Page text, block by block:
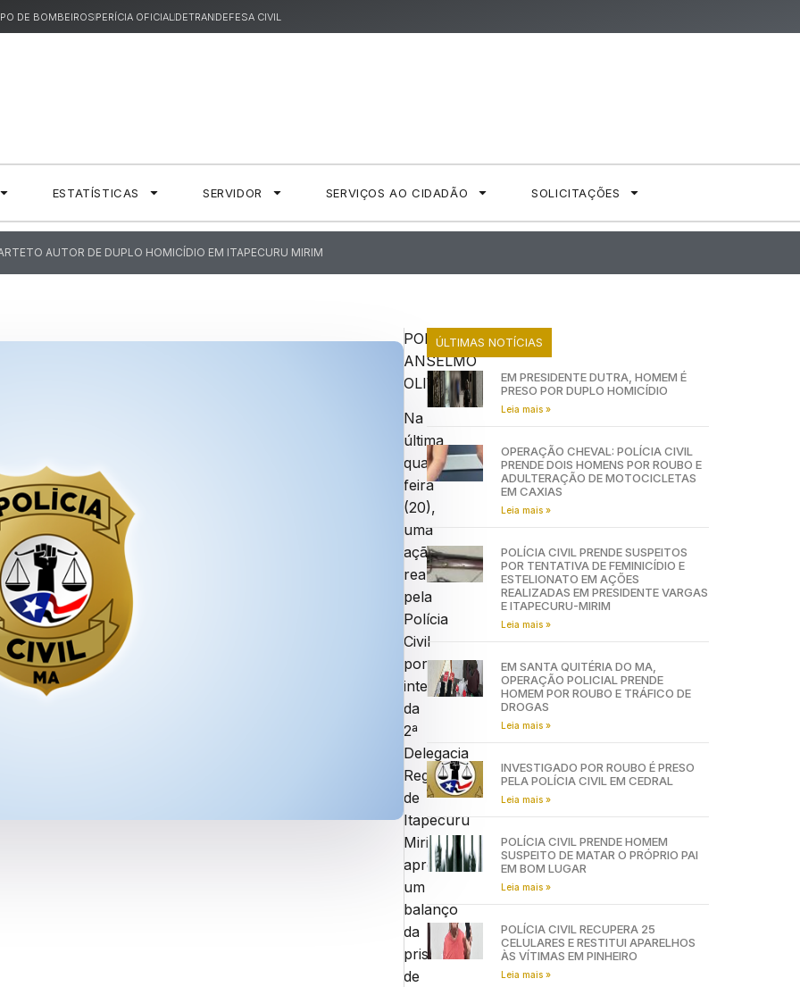
DE BOMBEIROSPERÍCIA OFICIALDETRANDEFESA CIVIL
ESTATÍSTICAS SERVIDOR SERVIÇOS AO CIDADÃO SOLICITAÇÕES
AUTOR DE DUPLO HOMICÍDIO EM ITAPECURU MIRIM
POR:
ANSELMO
OLIVEIRA
Na
última
quarta-
feira
(20),
uma
ação
realizada
pela
Polícia
Civil
por
intermédio
da
2ª
Delegacia
Regional
de
Itapecuru
Mirim
apresentou
um
balanço
da
prisão
de
ÚLTIMAS NOTÍCIAS
EM PRESIDENTE DUTRA, HOMEM É
PRESO POR DUPLO HOMICÍDIO
Leia mais »
OPERAÇÃO CHEVAL: POLÍCIA CIVIL
PRENDE DOIS HOMENS POR ROUBO E
ADULTERAÇÃO DE MOTOCICLETAS
EM CAXIAS
Leia mais »
POLÍCIA CIVIL PRENDE SUSPEITOS
POR TENTATIVA DE FEMINICÍDIO E
ESTELIONATO EM AÇÕES
REALIZADAS EM PRESIDENTE VARGAS
E ITAPECURU-MIRIM
Leia mais »
EM SANTA QUITÉRIA DO MA,
OPERAÇÃO POLICIAL PRENDE
HOMEM POR ROUBO E TRÁFICO DE
DROGAS
Leia mais »
INVESTIGADO POR ROUBO É PRESO
PELA POLÍCIA CIVIL EM CEDRAL
Leia mais »
POLÍCIA CIVIL PRENDE HOMEM
SUSPEITO DE MATAR O PRÓPRIO PAI
EM BOM LUGAR
Leia mais »
POLÍCIA CIVIL RECUPERA 25
CELULARES E RESTITUI APARELHOS
ÀS VÍTIMAS EM PINHEIRO
Leia mais »